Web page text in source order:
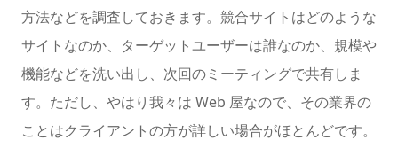
方法などを調査しておきます。競合サイトはどのような
サイトなのか、ターゲットユーザーは誰なのか、規模や
機能などを洗い出し、次回のミーティングで共有しま
す。ただし、やはり我々は Web 屋なので、その業界の
ことはクライアントの方が詳しい場合がほとんどです。